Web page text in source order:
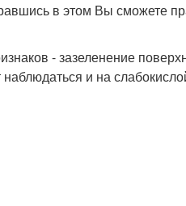
в этом Вы сможете
- зазеленение
и на